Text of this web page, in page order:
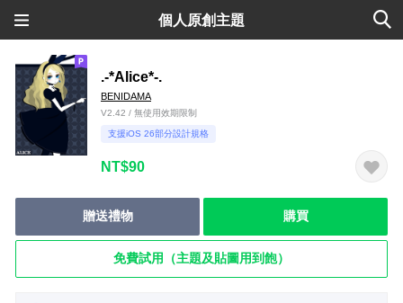
個人原創主題
.-*Alice*-.
BENIDAMA
V2.42 / 無使用效期限制
支援iOS 26部分設計規格
NT$90
贈送禮物 購買
免費試用（主題及貼圖用到飽）